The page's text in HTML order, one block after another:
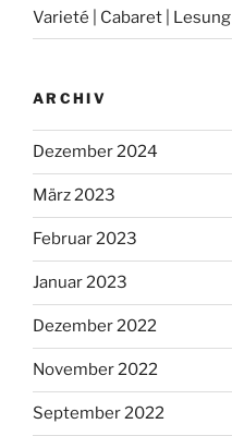
Varieté | Cabaret | Lesung
ARCHIV
Dezember 2024
März 2023
Februar 2023
Januar 2023
Dezember 2022
November 2022
September 2022